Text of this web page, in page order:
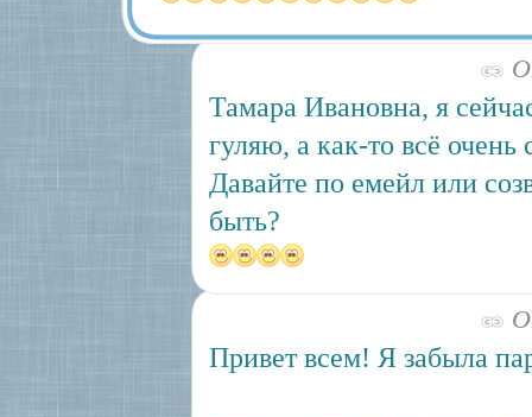
Тамара Ивановна, я
гуляю, а как-то всё очень
Давайте по емейл или
быть?
Привет всем! Я забыла